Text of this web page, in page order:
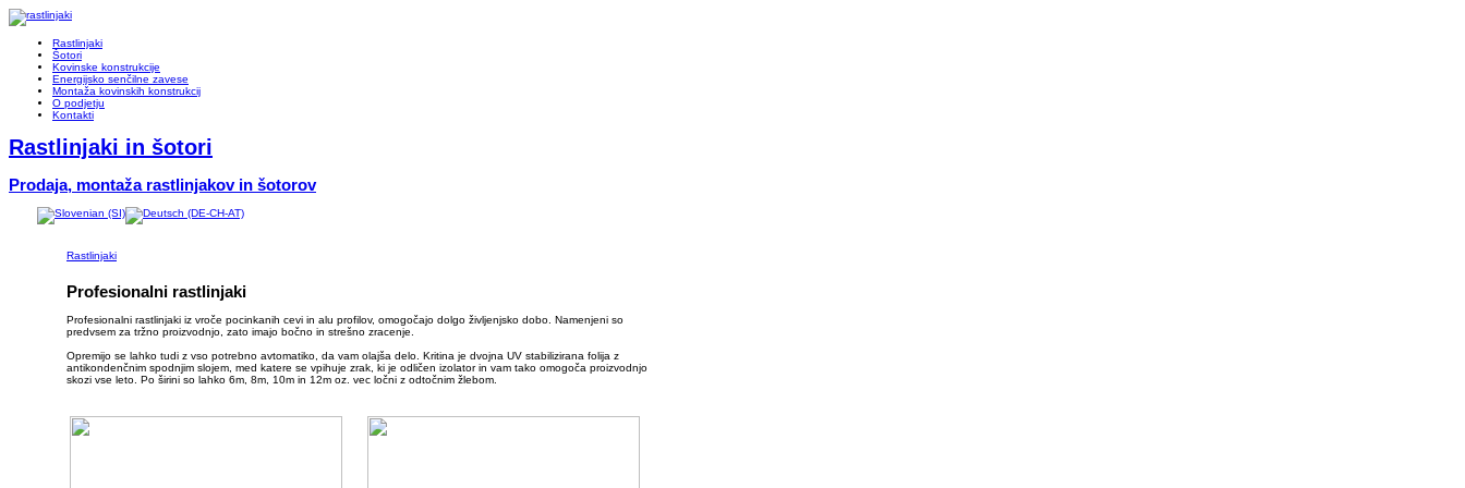
Rastlinjaki
Šotori
Kovinske konstrukcije
Energijsko senčilne zavese
Montaža kovinskih konstrukcij
O podjetju
Kontakti
Rastlinjaki in šotori
Prodaja, montaža rastlinjakov in šotorov
Rastlinjaki
Profesionalni rastlinjaki
Profesionalni rastlinjaki iz vroče pocinkanih cevi in alu profilov, omogočajo dolgo življenjsko dobo. Namenjeni so
predvsem za tržno proizvodnjo, zato imajo bočno in strešno zracenje.
Opremijo se lahko tudi z vso potrebno avtomatiko, da vam olajša delo. Kritina je dvojna UV stabilizirana folija z
antikondenčnim spodnjim slojem, med katere se vpihuje zrak, ki je odličen izolator in vam tako omogoča proizvodnjo
skozi vse leto. Po širini so lahko 6m, 8m, 10m in 12m oz. vec ločni z odtočnim žlebom.